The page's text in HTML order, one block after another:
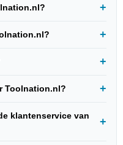
Toolnation.nl?
klantenservice van